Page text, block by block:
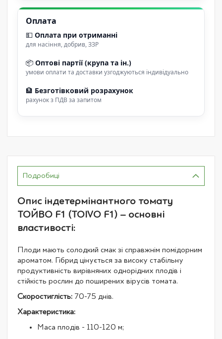
Оплата
💵 Оплата при отриманні
для насіння, добрив, ЗЗР
📦 Оптові партії (крупа та ін.)
умови оплати та доставки узгоджуються індивідуально
🏦 Безготівковий розрахунок
рахунок з ПДВ за запитом
Подробиці
Опис індетермінантного томату
ТОЙВО F1 (TOIVO F1) – основні
властивості:
Плоди мають солодкий смак зі справжнім помідорним
ароматом. Гібрид цінується за високу стабільну
продуктивність вирівняних однорідних плодів і
стійкість рослин до поширених вірусів томата.
Скоростиглість: 70-75 днів.
Характеристика:
Маса плодів - 110-120 м;